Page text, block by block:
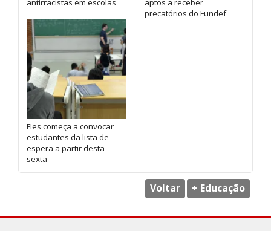
antirracistas em escolas
aptos a receber
precatórios do Fundef
Fies começa a convocar
estudantes da lista de
espera a partir desta
sexta
Voltar + Educação